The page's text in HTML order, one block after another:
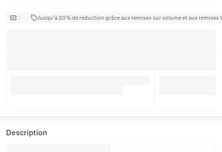
Jusqu’à 20 % de réduction grâce aux remises sur volume et aux remises
Description